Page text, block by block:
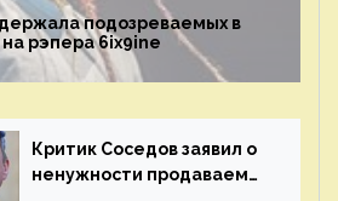
подозреваемых в
рэпера 6ix9ine
Критик Соседов заявил о
ненужности продаваемых